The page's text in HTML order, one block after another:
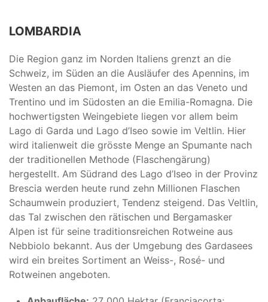
LOMBARDIA
Die Region ganz im Norden Italiens grenzt an die
Schweiz, im Süden an die Ausläufer des Apennins, im
Westen an das Piemont, im Osten an das Veneto und
Trentino und im Südosten an die Emilia-Romagna. Die
hochwertigsten Weingebiete liegen vor allem beim
Lago di Garda und Lago d’Iseo sowie im Veltlin. Hier
wird italienweit die grösste Menge an Spumante nach
der traditionellen Methode (Flaschengärung)
hergestellt. Am Südrand des Lago d’Iseo in der Provinz
Brescia werden heute rund zehn Millionen Flaschen
Schaumwein produziert, Tendenz steigend. Das Veltlin,
das Tal zwischen den rätischen und Bergamasker
Alpen ist für seine traditionsreichen Rotweine aus
Nebbiolo bekannt. Aus der Umgebung des Gardasees
wird ein breites Sortiment an Weiss-, Rosé- und
Rotweinen angeboten.